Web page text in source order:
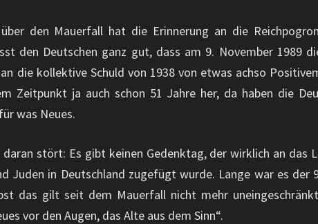
den Mauerfall hat die Erinnerung an die
den Deutschen ganz gut, dass am 9. November 1989
die kollektive Schuld von 1938 von etwas achso
Zeitpunkt ja auch schon 51 Jahre her, da haben die
was Neues.
daran stört: Es gibt keinen Gedenktag, der wirklich an das
Juden in Deutschland zugefügt wurde. Lange war es der
das gilt seit dem Mauerfall nicht mehr
vor den Augen, das Alte aus dem Sinn“.